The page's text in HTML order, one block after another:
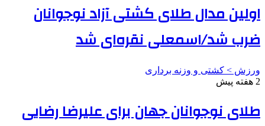
اولین مدال طلای کشتی آزاد نوجوانان
ضرب شد/اسمعلی نقره‌ای شد
ورزش > کشتی و وزنه برداری
2 هفته پیش
طلای نوجوانان جهان برای علیرضا رضایی